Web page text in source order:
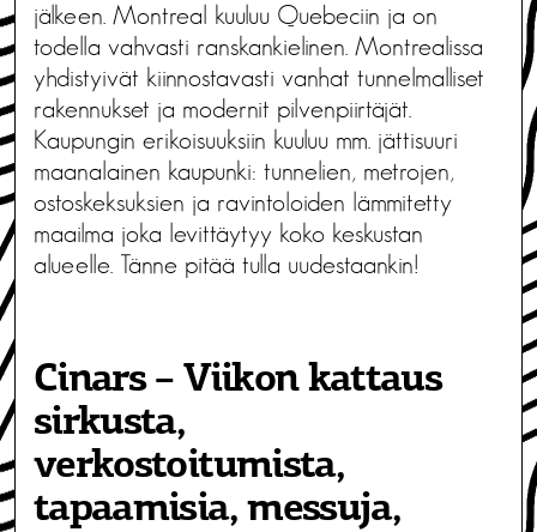
jälkeen. Montreal kuuluu Quebeciin ja on
todella vahvasti ranskankielinen. Montrealissa
yhdistyivät kiinnostavasti vanhat tunnelmalliset
rakennukset ja modernit pilvenpiirtäjät.
Kaupungin erikoisuuksiin kuuluu mm. jättisuuri
maanalainen kaupunki: tunnelien, metrojen,
ostoskeksuksien ja ravintoloiden lämmitetty
maailma joka levittäytyy koko keskustan
alueelle. Tänne pitää tulla uudestaankin!
Cinars – Viikon kattaus
sirkusta,
verkostoitumista,
tapaamisia, messuja,